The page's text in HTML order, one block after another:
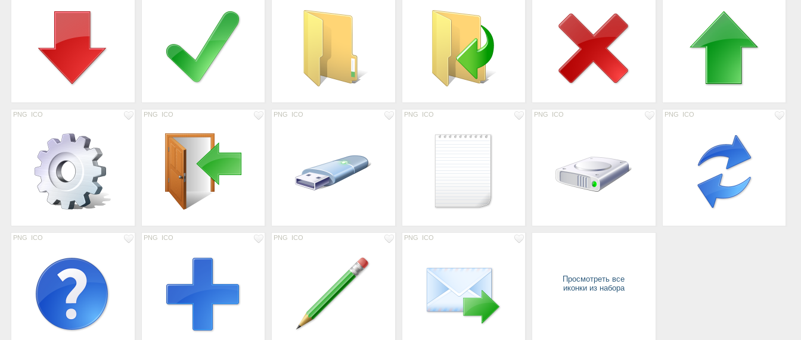
PNG ICO PNG ICO PNG ICO PNG ICO PNG ICO PNG ICO
PNG ICO PNG ICO PNG ICO PNG ICO
Просмотреть все
иконки из набора